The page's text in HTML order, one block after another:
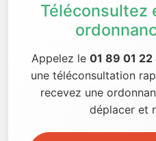
Téléconsultez
Appelez le 01 89 01 22
une téléconsultation
recevez une
déplacer et